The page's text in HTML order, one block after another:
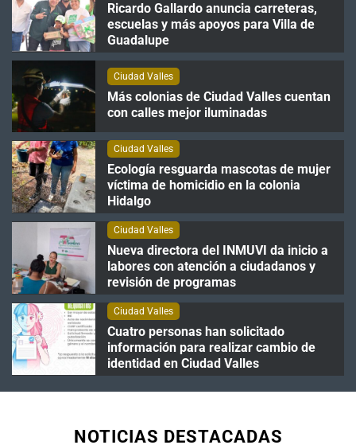
Nueva directora del INMUVI da inicio a
labores con atención a ciudadanos y
revisión de programas
Ciudad Valles
Cuatro personas han solicitado
información para realizar cambio de
identidad en Ciudad Valles
Ciudad Valles
Ricardo Gallardo anuncia carreteras,
escuelas y más apoyos para Villa de
Guadalupe
Ciudad Valles
Más colonias de Ciudad Valles cuentan
con calles mejor iluminadas
Ciudad Valles
Ecología resguarda mascotas de mujer
víctima de homicidio en la colonia
Hidalgo
Ciudad Valles
Nueva directora del INMUVI da inicio a
labores con atención a ciudadanos y
revisión de programas
Ciudad Valles
Cuatro personas han solicitado
información para realizar cambio de
identidad en Ciudad Valles
NOTICIAS DESTACADAS